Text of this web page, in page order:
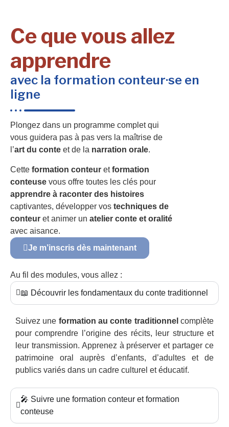
Ce que vous allez
apprendre
avec la formation conteur·se en
ligne
Plongez dans un programme complet qui
vous guidera pas à pas vers la maîtrise de
l’art du conte et de la narration orale.
Cette formation conteur etformation
conteuse vous offre toutes les clés pour
apprendre à raconter des histoires
captivantes, développer vos techniques de
conteur et animer un atelier conte et oralité
avec aisance.
Je m’inscris dès maintenant
Au fil des modules, vous allez :
📖 Découvrir les fondamentaux du conte traditionnel
Suivez une formation au conte traditionnel complète
pour comprendre l’origine des récits, leur structure et
leur transmission. Apprenez à préserver et partager ce
patrimoine oral auprès d’enfants, d’adultes et de
publics variés dans un cadre culturel et éducatif.
🎤 Suivre une formation conteur et formation
conteuse